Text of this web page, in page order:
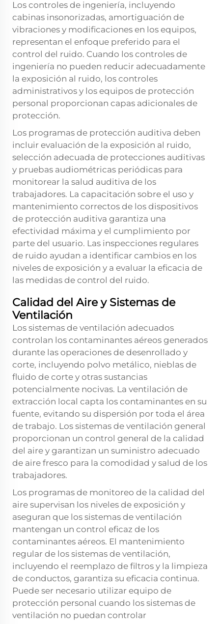
Los controles de ingeniería, incluyendo
cabinas insonorizadas, amortiguación de
vibraciones y modificaciones en los equipos,
representan el enfoque preferido para el
control del ruido. Cuando los controles de
ingeniería no pueden reducir adecuadamente
la exposición al ruido, los controles
administrativos y los equipos de protección
personal proporcionan capas adicionales de
protección.
Los programas de protección auditiva deben
incluir evaluación de la exposición al ruido,
selección adecuada de protecciones auditivas
y pruebas audiométricas periódicas para
monitorear la salud auditiva de los
trabajadores. La capacitación sobre el uso y
mantenimiento correctos de los dispositivos
de protección auditiva garantiza una
efectividad máxima y el cumplimiento por
parte del usuario. Las inspecciones regulares
de ruido ayudan a identificar cambios en los
niveles de exposición y a evaluar la eficacia de
las medidas de control del ruido.
Calidad del Aire y Sistemas de
Ventilación
Los sistemas de ventilación adecuados
controlan los contaminantes aéreos generados
durante las operaciones de desenrollado y
corte, incluyendo polvo metálico, nieblas de
fluido de corte y otras sustancias
potencialmente nocivas. La ventilación de
extracción local capta los contaminantes en su
fuente, evitando su dispersión por toda el área
de trabajo. Los sistemas de ventilación general
proporcionan un control general de la calidad
del aire y garantizan un suministro adecuado
de aire fresco para la comodidad y salud de los
trabajadores.
Los programas de monitoreo de la calidad del
aire supervisan los niveles de exposición y
aseguran que los sistemas de ventilación
mantengan un control eficaz de los
contaminantes aéreos. El mantenimiento
regular de los sistemas de ventilación,
incluyendo el reemplazo de filtros y la limpieza
de conductos, garantiza su eficacia continua.
Puede ser necesario utilizar equipo de
protección personal cuando los sistemas de
ventilación no puedan controlar